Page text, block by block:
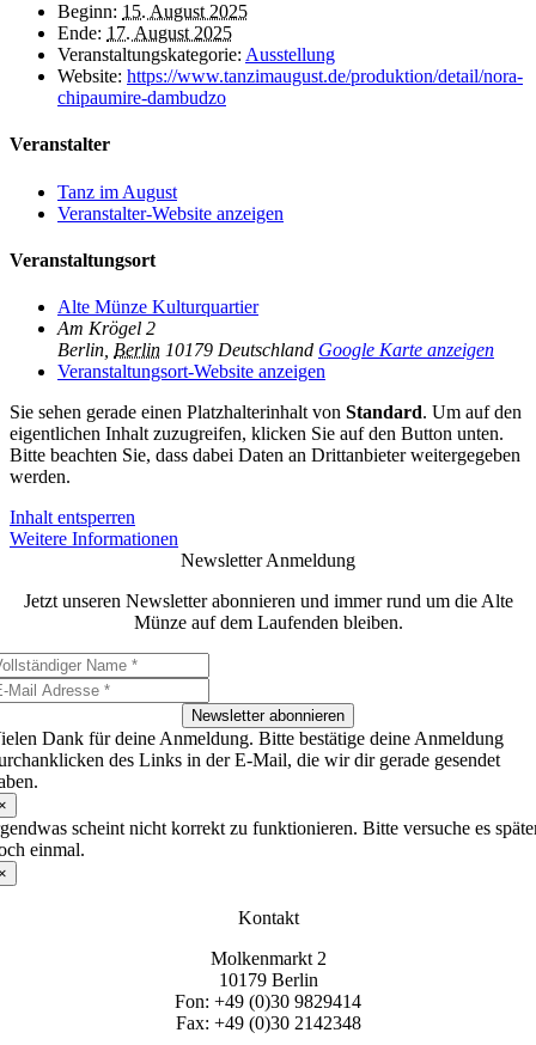
Beginn: 15. August 2025
Ende: 17. August 2025
Veranstaltungskategorie: Ausstellung
Website: https://www.tanzimaugust.de/produktion/detail/nora-
chipaumire-dambudzo
Veranstalter
Tanz im August
Veranstalter-Website anzeigen
Veranstaltungsort
Alte Münze Kulturquartier
Am Krögel 2
Berlin Berlin 10179 Deutschland Google Karte anzeigen
Veranstaltungsort-Website anzeigen
Sie sehen gerade einen Platzhalterinhalt von Standard. Um auf den
eigentlichen Inhalt zuzugreifen, klicken Sie auf den Button unten.
Bitte beachten Sie, dass dabei Daten an Drittanbieter weitergegeben
werden.
Inhalt entsperren
Weitere Informationen
Newsletter Anmeldung
Jetzt unseren Newsletter abonnieren und immer rund um die Alte
Münze auf dem Laufenden bleiben.
Newsletter abonnieren
Dank für deine Anmeldung. Bitte bestätige deine Anmeldung
des Links in der E-Mail, die wir dir gerade gesendet
scheint nicht korrekt zu funktionieren. Bitte versuche es
einmal.
Kontakt
Molkenmarkt 2
10179 Berlin
Fon: +49 (0)30 9829414
Fax: +49 (0)30 2142348